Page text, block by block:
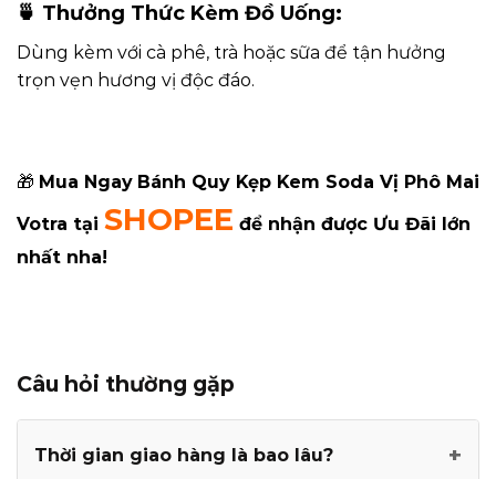
🍵 Thưởng Thức Kèm Đồ Uống:
Dùng kèm với cà phê, trà hoặc sữa để tận hưởng
trọn vẹn hương vị độc đáo.
🎁 Mua Ngay Bánh Quy Kẹp Kem Soda Vị Phô Mai
Votra tại SHOPEE để nhận được Ưu Đãi lớn
nhất nha!
Câu hỏi thường gặp
Thời gian giao hàng là bao lâu? +